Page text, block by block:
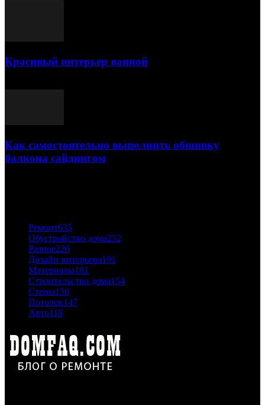
Красивый интерьер ванной
Как самостоятельно выполнить обшивку
балкона сайдингом
Ремонт635
Обустройство дома252
Разное226
Дизайн интерьера191
Материалы181
Строительство дома154
Стены150
Потолок147
Авто118